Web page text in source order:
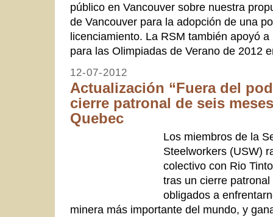
público en Vancouver sobre nuestra
de Vancouver para la adopción de una
licenciamiento. La RSM también apoyó
para las Olimpiadas de Verano de 2012
12-07-2012
Actualización “Fuera del
cierre patronal de seis
Quebec
Los miembros de la
Steelworkers (USW)
colectivo con Rio
tras un cierre
obligados a
minera más importante del mundo, y